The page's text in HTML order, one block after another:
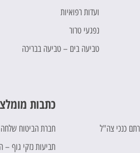
ועדות רפואיות
נפגעי טרור
טביעה בים – טביעה בבריכה
כנכי צה"ל
כתבות
חברת הביטוח
תביעות נזקי גוף –